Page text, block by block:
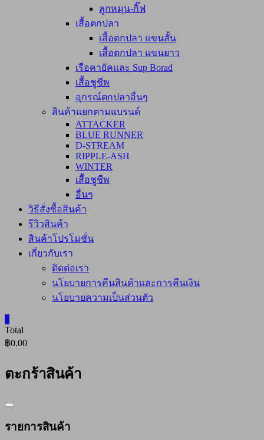
ลูกหมุน-กิ๊ฟ
เสื้อตกปลา
เสื้อตกปลา แขนสั้น
เสื้อตกปลา แขนยาว
เรือคายัคและ Sup Borad
เสื้อชูชีพ
อุกรณ์ตกปลาอื่นๆ
สินค้าแยกตามแบรนด์
ATTACKER
BLUE RUNNER
D-STREAM
RIPPLE-ASH
WINTER
เสื้อชูชีพ
อื่นๆ
วิธีสั่งซื้อสินค้า
รีวิวสินค้า
สินค้าโปรโมชั่น
เกี่ยวกับเรา
ติดต่อเรา
นโยบายการคืนสินค้าและการคืนเงิน
นโยบายความเป็นส่วนตัว
Total
฿0.00
ตะกร้าสินค้า
Catalog
รายการสินค้า